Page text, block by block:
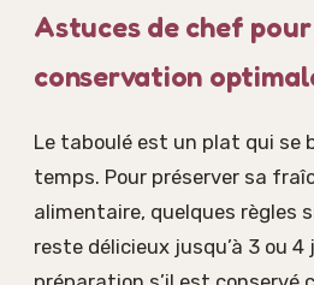
Astuces de chef
conservation
Le taboulé est un plat qui se
temps. Pour préserver sa
alimentaire, quelques règles
reste délicieux jusqu’à 3 ou 4